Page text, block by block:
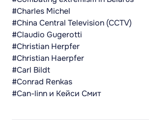
#Charles Michel
#China Central Television (CCTV)
#Claudio Gugerotti
#Christian Herpfer
#Christian Haerpfer
#Carl Bildt
#Conrad Renkas
#Can-linn и Кейси Смит